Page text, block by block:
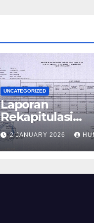
UNCATEGORIZED
Laporan
Rekapitulasi
Realisasi
Penggunaan
BOS Reguler
2 JANUARY 2026